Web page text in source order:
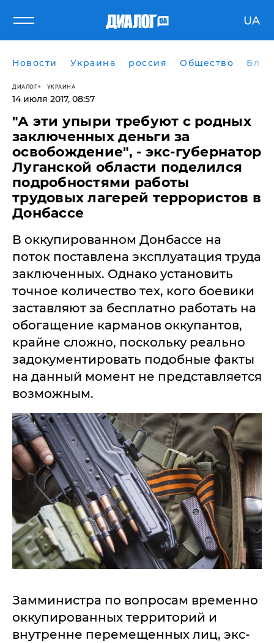
UA
Новости Украина россия Общество
ДИАЛОГ УКРАИНА
14 июля 2017, 08:57
"А эти упыри требуют с родных
заключенных деньги за
освобождение", - экс-губернатор
Луганской области поделился
подробностями работы
трудовых лагерей террористов в
Донбассе
В оккупированном Донбассе на
поток поставлена эксплуатация труда
заключенных. Однако установить
точное количество тех, кого боевики
заставляют за бесплатно работать на
обогащение карманов оккупантов,
крайне сложно, поскольку реально
задокументировать подобные факты
на данный момент не представляется
возможным.
Замминистра по вопросам временно
оккупированных территорий и
внутренне перемещенных лиц, экс-